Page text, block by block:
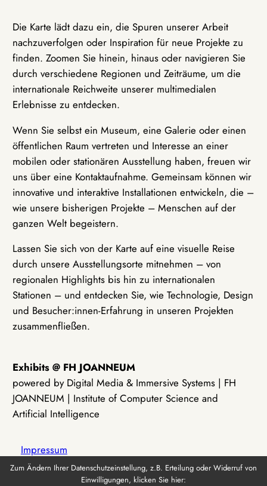
Die Karte lädt dazu ein, die Spuren unserer Arbeit
nachzuverfolgen oder Inspiration für neue Projekte zu
finden. Zoomen Sie hinein, hinaus oder navigieren Sie
durch verschiedene Regionen und Zeiträume, um die
internationale Reichweite unserer multimedialen
Erlebnisse zu entdecken.
Wenn Sie selbst ein Museum, eine Galerie oder einen
öffentlichen Raum vertreten und Interesse an einer
mobilen oder stationären Ausstellung haben, freuen wir
uns über eine Kontaktaufnahme. Gemeinsam können wir
innovative und interaktive Installationen entwickeln, die –
wie unsere bisherigen Projekte – Menschen auf der
ganzen Welt begeistern.
Lassen Sie sich von der Karte auf eine visuelle Reise
durch unsere Ausstellungsorte mitnehmen – von
regionalen Highlights bis hin zu internationalen
Stationen – und entdecken Sie, wie Technologie, Design
und Besucher:innen-Erfahrung in unseren Projekten
zusammenfließen.
Exhibits @ FH JOANNEUM
powered by Digital Media & Immersive Systems | FH
JOANNEUM | Institute of Computer Science and
Artificial Intelligence
Impressum
Zum Ändern Ihrer Datenschutzeinstellung, z.B. Erteilung oder Widerruf von
Einwilligungen, klicken Sie hier: